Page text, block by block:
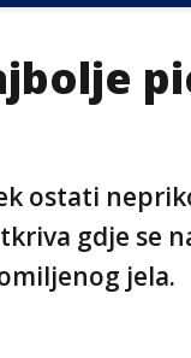
ostati
gdje
jela.